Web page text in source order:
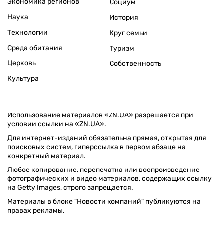
Экономика регионов
Наука
Технологии
Среда обитания
Церковь
Культура
Социум
История
Круг семьи
Туризм
Собственность
Использование материалов «ZN.UA» разрешается при
условии ссылки на «ZN.UA».
Для интернет-изданий обязательна прямая, открытая для
поисковых систем, гиперссылка в первом абзаце на
конкретный материал.
Любое копирование, перепечатка или воспроизведение
фотографических и видео материалов, содержащих ссылку
на Getty Images, строго запрещается.
Материалы в блоке "Новости компаний" публикуются на
правах рекламы.